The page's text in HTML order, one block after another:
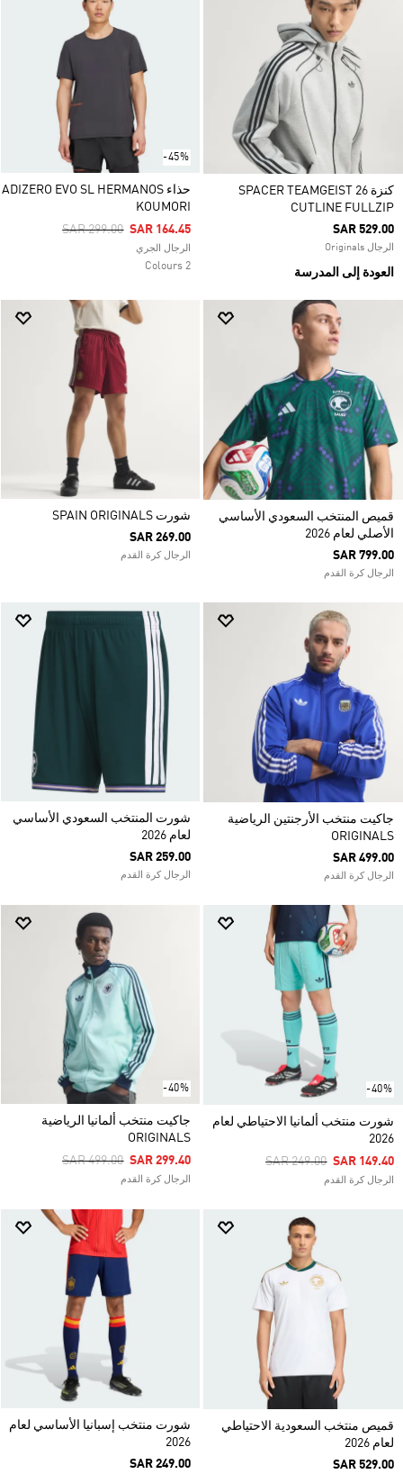
كنزة SPACER TEAMGEIST 26
CUTLINE FULLZIP
SAR 529.00
الرجال Originals
العودة إلى المدرسة
-45%
حذاء ADIZERO EVO SL HERMANOS
KOUMORI
Price Reduced From
SAR 299.00ToSAR 164.45
الرجال الجري
2 Colours
قميص المنتخب السعودي الأساسي
الأصلي لعام 2026
SAR 799.00
الرجال كرة القدم
شورت SPAIN ORIGINALS
SAR 269.00
الرجال كرة القدم
جاكيت منتخب الأرجنتين الرياضية
ORIGINALS
SAR 499.00
الرجال كرة القدم
شورت المنتخب السعودي الأساسي
لعام 2026
SAR 259.00
الرجال كرة القدم
-40%
شورت منتخب ألمانيا الاحتياطي لعام
2026
Price Reduced From
SAR 249.00ToSAR 149.40
الرجال كرة القدم
-40%
جاكيت منتخب ألمانيا الرياضية
ORIGINALS
Price Reduced From
SAR 499.00ToSAR 299.40
الرجال كرة القدم
قميص منتخب السعودية الاحتياطي
لعام 2026
SAR 529.00
شورت منتخب إسبانيا الأساسي لعام
2026
SAR 249.00